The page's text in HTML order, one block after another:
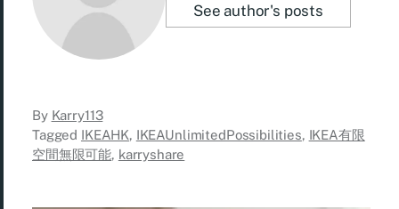
See author's posts
By Karry113
Tagged IKEAHK, IKEAUnlimitedPossibilities, IKEA有限
空間無限可能, karryshare